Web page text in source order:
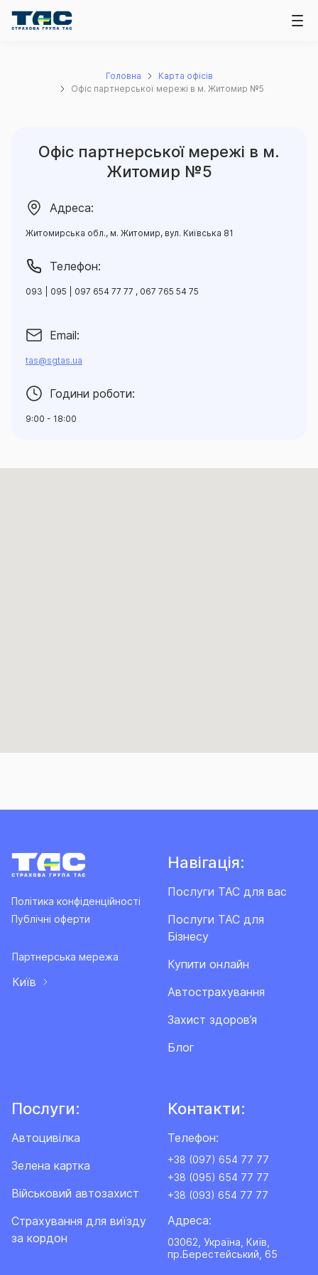
Головна
Карта офісів
Офіс партнерської мережі в м. Житомир №5
Офіс партнерської мережі в м.
Житомир №5
Адреса:
Житомирська обл., м. Житомир, вул. Київська 81
Телефон:
093 | 095 | 097 654 77 77 , 067 765 54 75
Email:
tas@sgtas.ua
Години роботи:
9:00 - 18:00
Політика конфіденційності
Публічні оферти
Партнерська мережа
Київ
Навігація:
Послуги ТАС для вас
Послуги ТАС для
Бізнесу
Купити онлайн
Автострахування
Захист здоров’я
Блог
Послуги:
Автоцивілка
Зелена картка
Військовий автозахист
Cтрахування для виїзду
за кордон
Контакти:
Телефон:
+38 (097) 654 77 77
+38 (095) 654 77 77
+38 (093) 654 77 77
Адреса:
03062, Україна, Київ,
пр.Берестейський, 65